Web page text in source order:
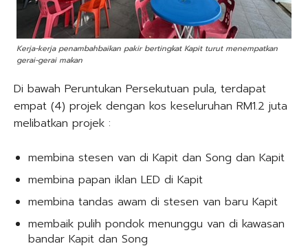
Kerja-kerja penambahbaikan pakir bertingkat Kapit turut menempatkan
gerai-gerai makan
Di bawah Peruntukan Persekutuan pula, terdapat
empat (4) projek dengan kos keseluruhan RM1.2 juta
melibatkan projek :
membina stesen van di Kapit dan Song dan Kapit
membina papan iklan LED di Kapit
membina tandas awam di stesen van baru Kapit
membaik pulih pondok menunggu van di kawasan
bandar Kapit dan Song